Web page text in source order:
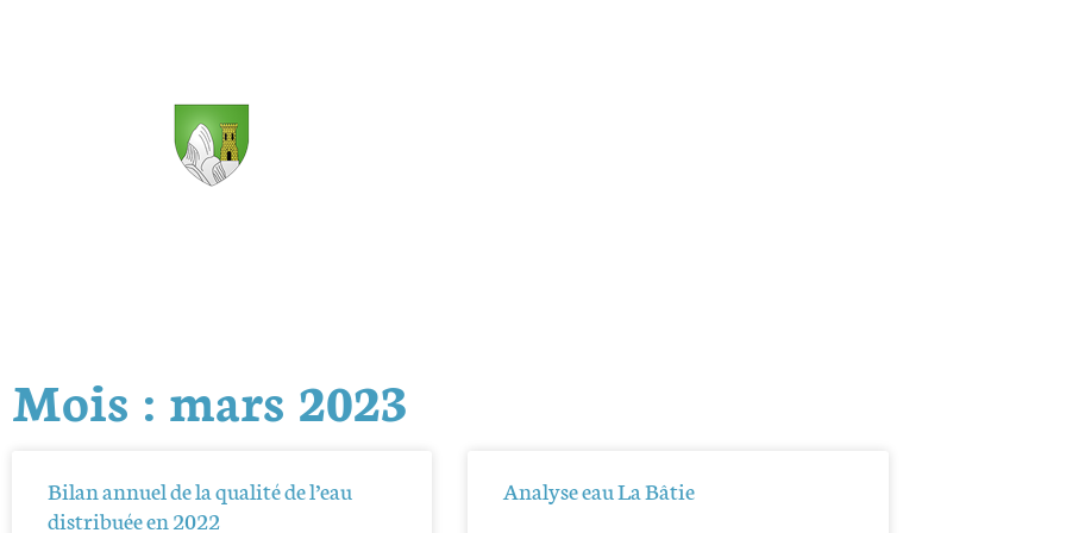
Mois : mars 2023
Bilan annuel de la qualité de l’eau
distribuée en 2022
Analyse eau La Bâtie